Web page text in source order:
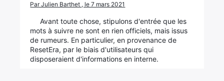
Par Julien Barthet , le 7 mars 2021
Avant toute chose, stipulons d'entrée que les
mots à suivre ne sont en rien officiels, mais issus
de rumeurs. En particulier, en provenance de
ResetEra, par le biais d'utilisateurs qui
disposeraient d'informations en interne.